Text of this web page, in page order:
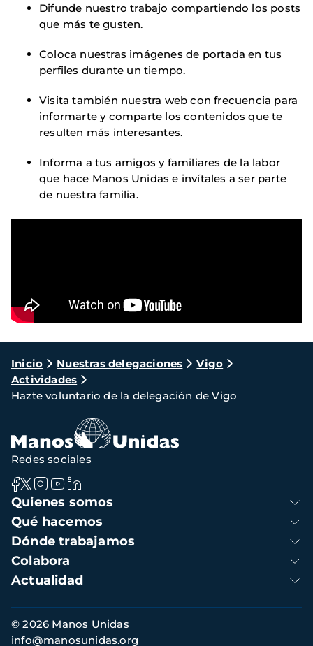
Difunde nuestro trabajo compartiendo los posts
que más te gusten.
Coloca nuestras imágenes de portada en tus
perfiles durante un tiempo.
Visita también nuestra web con frecuencia para
informarte y comparte los contenidos que te
resulten más interesantes.
Informa a tus amigos y familiares de la labor
que hace Manos Unidas e invítales a ser parte
de nuestra familia.
Ruta
de
navegación
Inicio Nuestras delegaciones
Vigo
Actividades
Hazte voluntario de la delegación de Vigo
Navegación
principal
Quienes somos
Qué hacemos
Dónde trabajamos
Colabora
Actualidad
Redes sociales
Información
de
© 2026 Manos Unidas
info@manosunidas.org